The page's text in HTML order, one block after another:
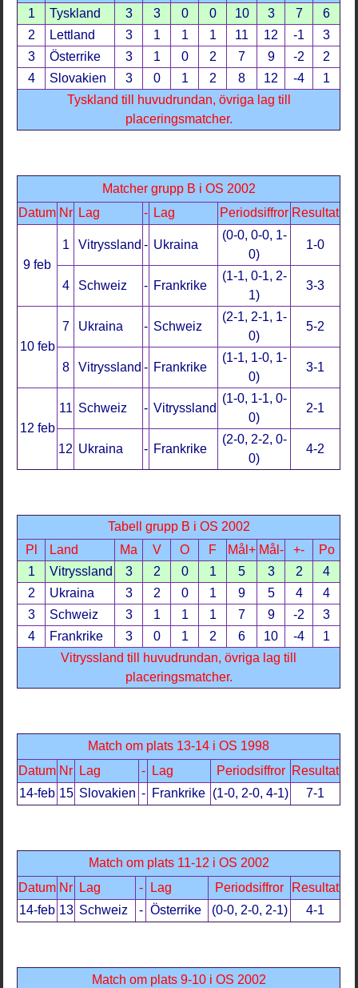
1
Tyskland 3 3 0 0 10 3 7
6
2
Lettland 3 1 1 1 11 12 -1
3
3
Österrike 3 1 0 2 7 9 -2
2
4
Slovakien 3 0 1 2 8 12 -4
1
Tyskland till huvudrundan, övriga lag till
placeringsmatcher.
Matcher grupp B i OS 2002
Datum Nr Lag - Lag Periodsiffror Resultat
9 feb
1 Vitryssland - Ukraina
(0-0, 0-0, 1-
0)
1-0
4 Schweiz - Frankrike
(1-1, 0-1, 2-
1)
3-3
10 feb
7 Ukraina - Schweiz
(2-1, 2-1, 1-
0)
5-2
8 Vitryssland - Frankrike
(1-1, 1-0, 1-
0)
3-1
12 feb
11 Schweiz - Vitryssland
(1-0, 1-1, 0-
0)
2-1
12 Ukraina - Frankrike
(2-0, 2-2, 0-
0)
4-2
Tabell grupp B i OS 2002
Pl
Land Ma V O F Mål+ Mål- +-
Po
1
Vitryssland 3 2 0 1 5 3 2
4
2
Ukraina 3 2 0 1 9 5 4
4
3
Schweiz 3 1 1 1 7 9 -2
3
4
Frankrike 3 0 1 2 6 10 -4
1
Vitryssland till huvudrundan, övriga lag till
placeringsmatcher.
Match om plats 13-14 i OS 1998
Datum Nr Lag - Lag Periodsiffror Resultat
14-feb 15 Slovakien - Frankrike (1-0, 2-0, 4-1) 7-1
Match om plats 11-12 i OS 2002
Datum Nr Lag - Lag Periodsiffror
Resultat
14-feb 13 Schweiz - Österrike (0-0, 2-0, 2-1) 4-1
Match om plats 9-10 i OS 2002